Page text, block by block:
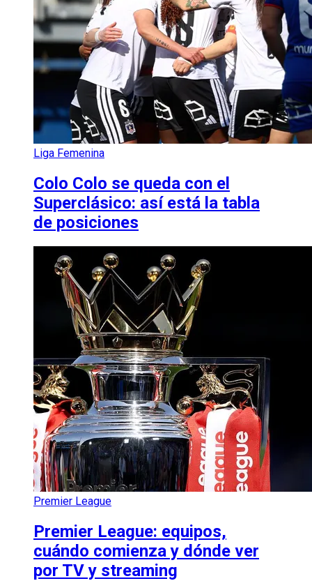
Liga Femenina
Colo Colo se queda con el
Superclásico: así está la tabla
de posiciones
Premier League
Premier League: equipos,
cuándo comienza y dónde ver
por TV y streaming